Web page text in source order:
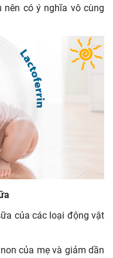
có ý nghĩa vô cùng
của các loại động vật
của mẹ và giảm dần